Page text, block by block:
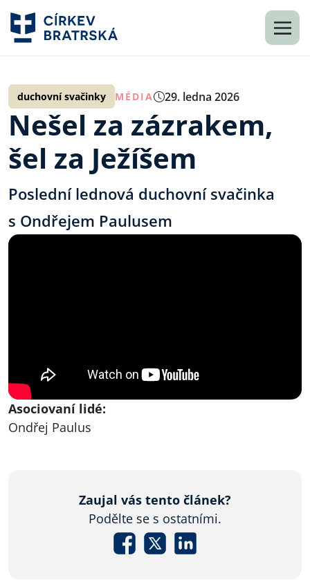
duchovní svačinky MÉDIA 29. ledna 2026
Nešel za zázrakem,
šel za Ježíšem
Poslední lednová duchovní svačinka
s Ondřejem Paulusem
Asociovaní lidé:
Ondřej Paulus
Zaujal vás tento článek?
Podělte se s ostatními.